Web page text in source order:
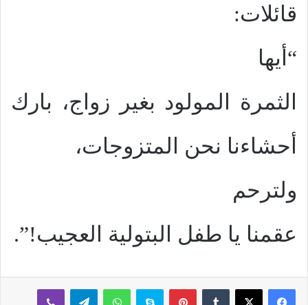
قائلات:
“أيها
الثمرة المولود بغير زواج، بارك
أحشاءنا نحن المتزوجات،
ولترحم
عقمنا يا طفل البتولية العجيب!”.
بينتيريستسكايب واتساب تيلقرام ڤايبر